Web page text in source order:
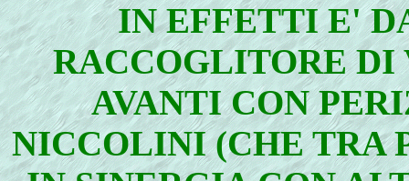
IN EFFETTI E'
RACCOGLITORE DI
AVANTI CON
NICCOLINI (CHE TRA